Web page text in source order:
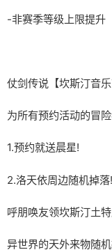
-非赛季等级上限提升
仗剑传说【坎斯汀音
为所有预约活动的冒
1.预约就送晨星!
2.洛天依周边随机掉落!
呼朋唤友领坎斯汀土
异世界的天外来物随